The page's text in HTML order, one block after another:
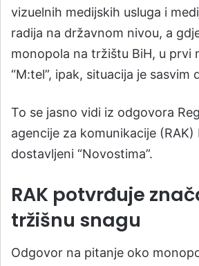
vizuelnih medijskih usluga i
radija na državnom nivou, a
monopola na tržištu BiH, u prvi
“M:tel”, ipak, situacija je sasvim
To se jasno vidi iz odgovora
agencije za komunikacije (RAK)
dostavljeni “Novostima”.
RAK potvrđuje
tržišnu snagu
Odgovor na pitanje oko